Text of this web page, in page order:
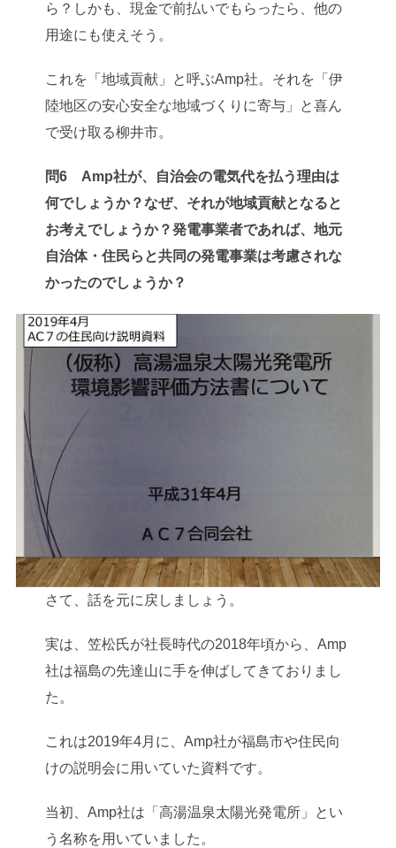
ら？しかも、現金で前払いでもらったら、他の
用途にも使えそう。
これを「地域貢献」と呼ぶAmp社。それを「伊
陸地区の安心安全な地域づくりに寄与」と喜ん
で受け取る柳井市。
問6 Amp社が、自治会の電気代を払う理由は
何でしょうか？なぜ、それが地域貢献となると
お考えでしょうか？発電事業者であれば、地元
自治体・住民らと共同の発電事業は考慮されな
かったのでしょうか？
さて、話を元に戻しましょう。
実は、笠松氏が社長時代の2018年頃から、Amp
社は福島の先達山に手を伸ばしてきておりまし
た。
これは2019年4月に、Amp社が福島市や住民向
けの説明会に用いていた資料です。
当初、Amp社は「高湯温泉太陽光発電所」とい
う名称を用いていました。